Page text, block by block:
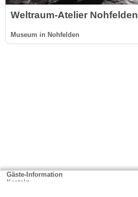
Weltraum-Atelier Nohfelden
Museum in Nohfelden
Gäste-Information
Kontakt